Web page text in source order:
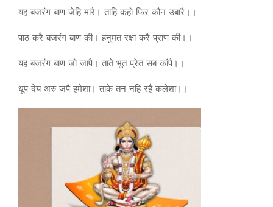
यह बजरंग बाण जेहि मारै। ताहि कहो फिर कौन उबारै।।
पाठ करै बजरंग बाण की। हनुमत रक्षा करै प्राण की।।
यह बजरंग बाण जो जापै। ताते भूत प्रेत सब कांपै।।
धूप देय अरु जपै हमेशा। ताके तन नहिं रहै कलेशा।।